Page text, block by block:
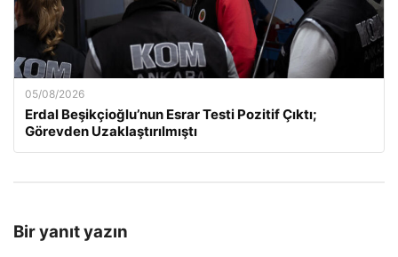
05/08/2026
Erdal Beşikçioğlu’nun Esrar Testi Pozitif Çıktı;
Görevden Uzaklaştırılmıştı
Bir yanıt yazın